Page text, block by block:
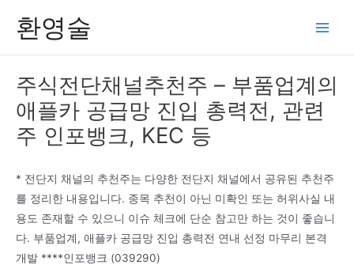
환영술
주식전단채널추천주 – 부품업계의
애플카 공급망 진입 총력전, 관련
주 인포뱅크, KEC 등
* 전단지 채널의 추천주는 다양한 전단지 채널에서 공유된 추천주
를 정리한 내용입니다. 종목 추천이 아닌 미확인 또는 허위사실 내
용도 존재할 수 있으니 이슈 체크에 단순 참고만 하는 것이 좋습니
다. 부품업계, 애플카 공급망 진입 총력전 연내 선정 마무리 본격
개발 ****인포뱅크 (039290)